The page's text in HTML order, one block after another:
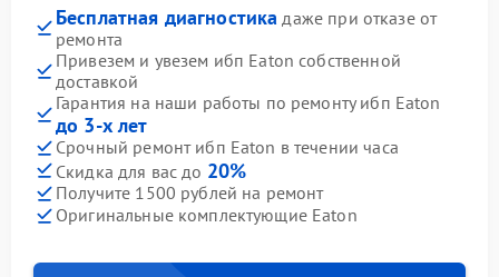
Бесплатная диагностика даже при отказе от
ремонта
Привезем и увезем ибп Eaton собственной
доставкой
Гарантия на наши работы по ремонту ибп Eaton
до 3-х лет
Срочный ремонт ибп Eaton в течении часа
Скидка для вас до 20%
Получите 1500 рублей на ремонт
Оригинальные комплектующие Eaton